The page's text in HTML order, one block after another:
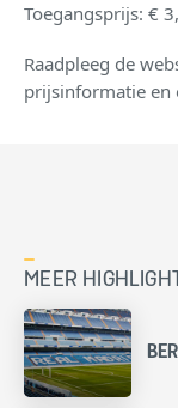
Toegangsprijs: €
Raadpleeg de
prijsinformatie en
MEER